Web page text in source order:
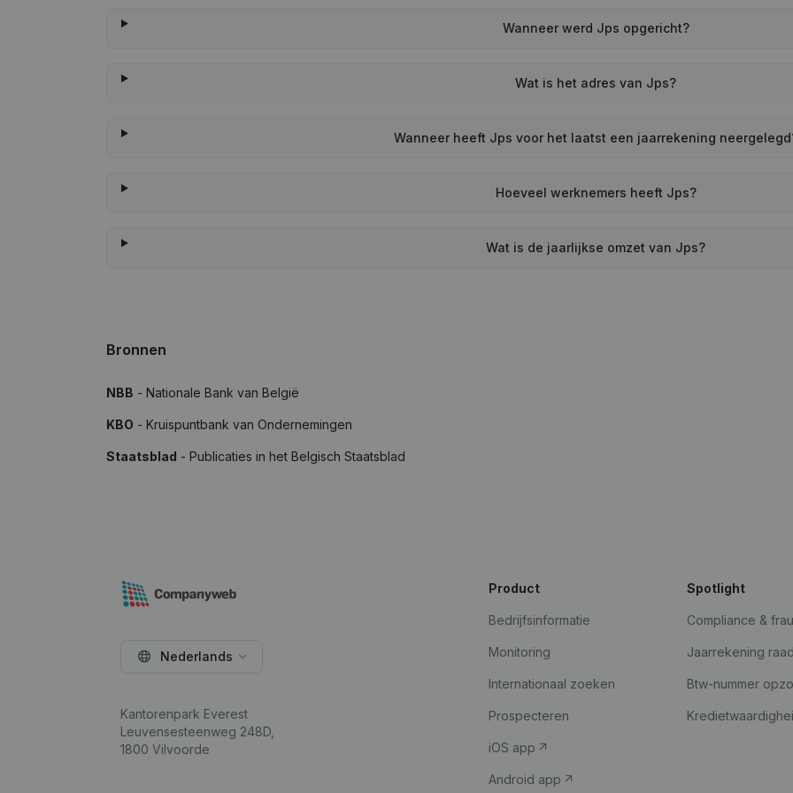
Wanneer werd Jps opgericht?
Wat is het adres van Jps?
Wanneer heeft Jps voor het laatst een jaarrekening
Hoeveel werknemers heeft Jps?
Wat is de jaarlijkse omzet van Jps?
Bronnen
NBB - Nationale Bank van België
KBO - Kruispuntbank van Ondernemingen
Staatsblad - Publicaties in het Belgisch Staatsblad
Nederlands
Kantorenpark Everest
Leuvensesteenweg 248D,
1800 Vilvoorde
Product
Bedrijfsinformatie
Monitoring
Internationaal zoeken
Prospecteren
iOS app
Android app
Spotlight
Compliance &
Jaarrekening
Btw-nummer